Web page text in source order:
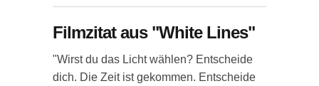
Filmzitat aus "White Lines"
"Wirst du das Licht wählen? Entscheide
dich. Die Zeit ist gekommen. Entscheide